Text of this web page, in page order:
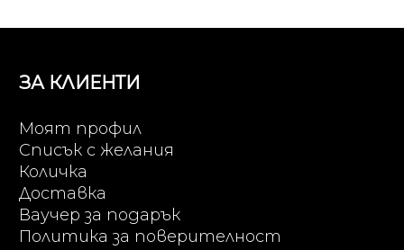
ЗА КЛИЕНТИ
Моят профил
Списък с желания
Количка
Доставка
Ваучер за подарък
Политика за поверителност